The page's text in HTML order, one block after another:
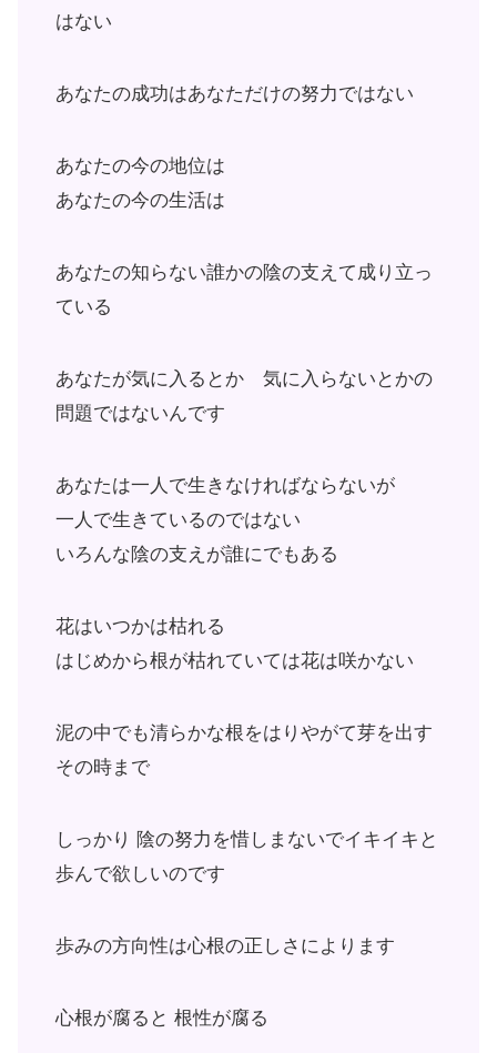
はない
あなたの成功はあなただけの努力ではない
あなたの今の地位は
あなたの今の生活は
あなたの知らない誰かの陰の支えて成り立っ
ている
あなたが気に入るとか 気に入らないとかの
問題ではないんです
あなたは一人で生きなければならないが
一人で生きているのではない
いろんな陰の支えが誰にでもある
花はいつかは枯れる
はじめから根が枯れていては花は咲かない
泥の中でも清らかな根をはりやがて芽を出す
その時まで
しっかり 陰の努力を惜しまないでイキイキと
歩んで欲しいのです
歩みの方向性は心根の正しさによります
心根が腐ると 根性が腐る